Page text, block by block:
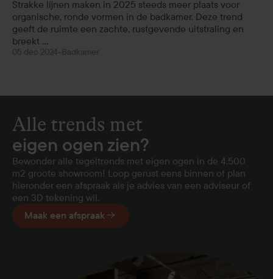
Strakke lijnen maken in 2025 steeds meer plaats voor
organische, ronde vormen in de badkamer. Deze trend
geeft de ruimte een zachte, rustgevende uitstraling en
breekt ...
05 dec 2024-Badkamer
Alle trends met
eigen ogen zien?
Bewonder alle tegeltrends met eigen ogen in de 4.500
m2 groote showroom! Loop gerust eens binnen of plan
hieronder een afspraak als je advies van een adviseur of
een 3D tekening wil.
Maak een afspraak